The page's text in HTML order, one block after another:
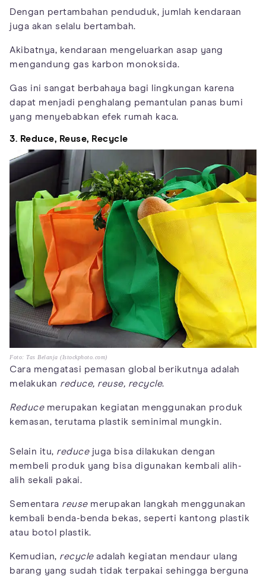
Dengan pertambahan penduduk, jumlah kendaraan
juga akan selalu bertambah.
Akibatnya, kendaraan mengeluarkan asap yang
mengandung gas karbon monoksida.
Gas ini sangat berbahaya bagi lingkungan karena
dapat menjadi penghalang pemantulan panas bumi
yang menyebabkan efek rumah kaca.
3. Reduce, Reuse, Recycle
Foto: Tas Belanja (Istockphoto.com)
Cara mengatasi pemasan global berikutnya adalah
melakukan reduce, reuse, recycle.
Reducemerupakan kegiatan menggunakan produk
kemasan, terutama plastik seminimal mungkin.
Selain itu, reducejuga bisa dilakukan dengan
membeli produk yang bisa digunakan kembali alih-
alih sekali pakai.
Sementara reusemerupakan langkah menggunakan
kembali benda-benda bekas, seperti kantong plastik
atau botol plastik.
Kemudian, recycleadalah kegiatan mendaur ulang
barang yang sudah tidak terpakai sehingga berguna